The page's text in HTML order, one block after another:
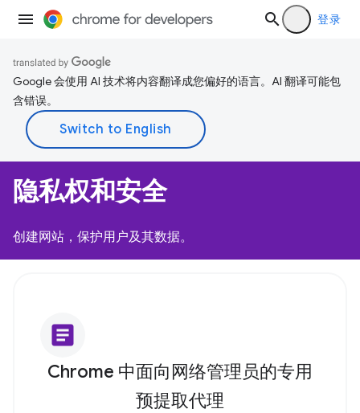
登录
Google 会使用 AI 技术将内容翻译成您偏好的语言。AI 翻译可能包
含错误。
隐私权和安全
创建网站，保护用户及其数据。
article
Chrome 中面向网络管理员的专用
预提取代理